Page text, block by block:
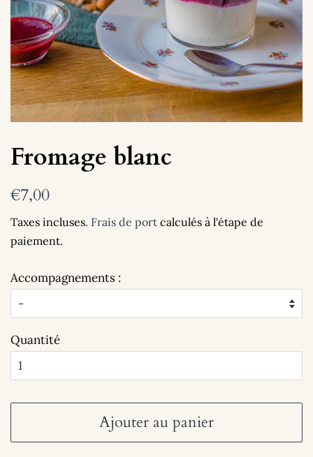
Fromage blanc
Prix
€7,00
Taxes incluses. Frais de port calculés à l'étape de
paiement.
Accompagnements :
Quantité
Ajouter au panier